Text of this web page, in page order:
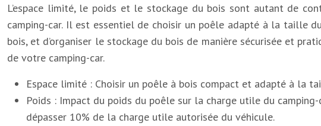
L’espace limité, le poids et le stockage du bois sont autant de
camping-car. Il est essentiel de choisir un poêle adapté à la taille
bois, et d’organiser le stockage du bois de manière sécurisée et
de votre camping-car.
Espace limité : Choisir un poêle à bois compact et adapté à la
Poids : Impact du poids du poêle sur la charge utile du
dépasser 10% de la charge utile autorisée du véhicule.